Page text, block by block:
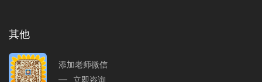
其他
添加老师微信
立即咨询